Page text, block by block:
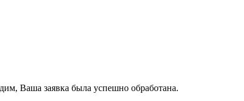
Ваша заявка была успешно обработана.